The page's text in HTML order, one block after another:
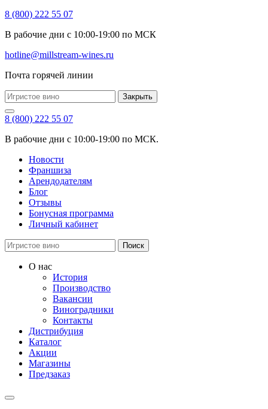
8 (800) 222 55 07
В рабочие дни с 10:00-19:00 по МСК
hotline@millstream-wines.ru
Почта горячей линии
Закрыть
8 (800) 222 55 07
В рабочие дни с 10:00-19:00 по МСК.
Новости
Франшиза
Арендодателям
Блог
Отзывы
Бонусная программа
Личный кабинет
Поиск
О нас
История
Производство
Вакансии
Виноградники
Контакты
Дистрибуция
Каталог
Акции
Магазины
Предзаказ